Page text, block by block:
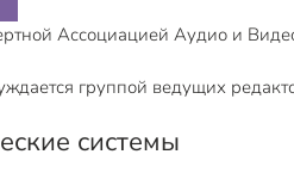
Ассоциацией Аудио и
группой ведущих
системы